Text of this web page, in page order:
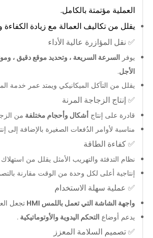
العملية مؤتمتة بالكامل.
يقلل من تكاليف العمالة مع زيادة الكفاءة
✅ نقل المؤازرة عالية الأداء
يوفر السرعة السريعة ، وتحديد موقع دقيق ،
الأجل.
يقلل من التآكل الميكانيكي ويمتد عمر خدمة
✅إنتاج الزجاجة المرنة
قادرة على إنتاج أشكال وأحجام مختلفة من
مناسبة لأوامر الدُفعات الصغيرة بالإضافة إلى
✅كفاءة الطاقة
نظام التدفئة والتهريب الأمثل يقلل من
إنتاجية أعلى لكل وحدة من الوقت مقارنة
✅ عملية سهلة الاستخدام
واجهة الشاشة التي تعمل باللمس HMI
تجعل
يدعم أوضاع التحكم اليدوية والأوتوماتيكية .
✅تصميم السلامة المعزز